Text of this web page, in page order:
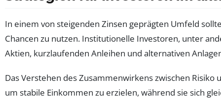
In einem von steigenden Zinsen geprägten Umfeld
Chancen zu nutzen. Institutionelle Investoren, unter
Aktien, kurzlaufenden Anleihen und alternativen
Das Verstehen des Zusammenwirkens zwischen
um stabile Einkommen zu erzielen, während sie sich